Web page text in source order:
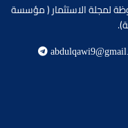
محفوظة لمجلة الاستثمار ( مؤسسة